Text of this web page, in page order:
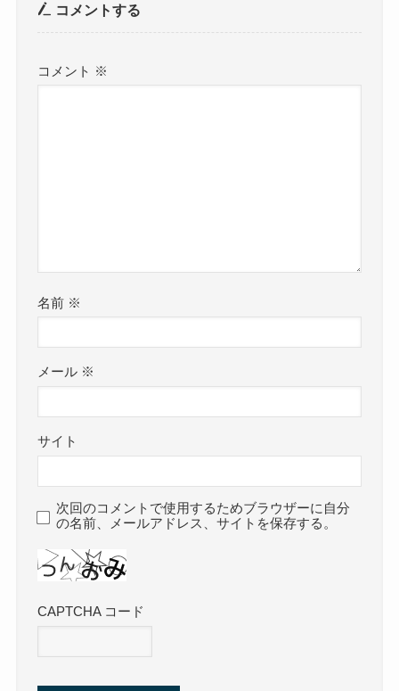
コメントする
コメント ※
名前 ※
メール ※
サイト
次回のコメントで使用するためブラウザーに自分
の名前、メールアドレス、サイトを保存する。
CAPTCHA コード